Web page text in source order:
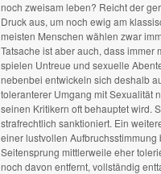
noch zweisam leben? Reicht der
Druck aus, um noch ewig am
meisten Menschen wählen zwar
Tatsache ist aber auch, dass
spielen Untreue und sexuelle
nebenbei entwickeln sich deshalb
toleranterer Umgang mit Sexualität
seinen Kritikern oft behauptet wird.
strafrechtlich sanktioniert. Ein
einer lustvollen
Seitensprung mittlerweile eher
noch davon entfernt, vollständig